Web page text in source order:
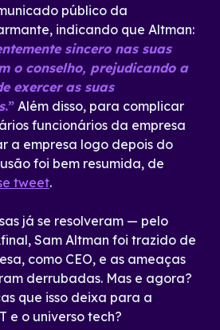
público da
indicando que Altman:
sincero nas suas
o conselho, prejudicando a
exercer as suas
.” Além disso, para complicar
funcionários da empresa
a empresa logo depois do
foi bem resumida, de
tweet.
já se resolveram — pelo
Sam Altman foi trazido de
como CEO, e as ameaças
derrubadas. Mas e agora?
que isso deixa para a
e o universo tech?